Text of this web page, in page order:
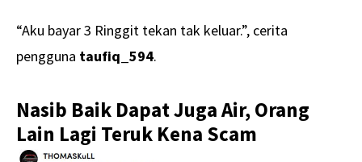
“Aku bayar 3 Ringgit tekan tak keluar.”, cerita
pengguna taufiq_594.
Nasib Baik Dapat Juga Air, Orang
Lain Lagi Teruk Kena Scam